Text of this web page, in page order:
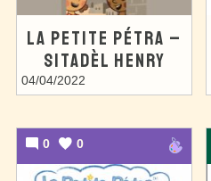
LA PETITE PÉTRA –
SITADÈL HENRY
04/04/2022
0 0